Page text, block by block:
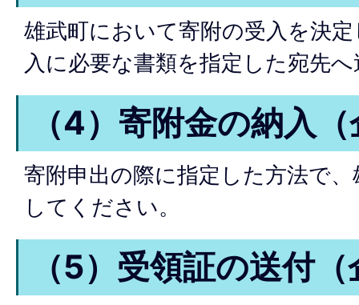
雄武町において寄附の受入を決
入に必要な書類を指定した宛先
（4）寄附金の納入
寄附申出の際に指定した方法で
してください。
（5）受領証の送付